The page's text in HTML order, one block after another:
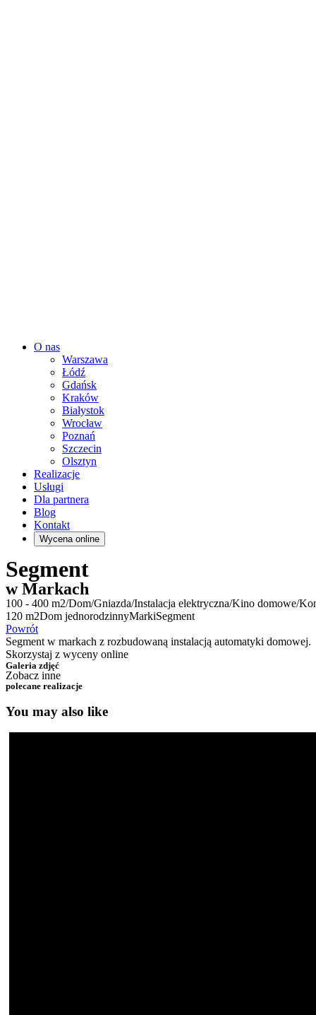
O nas
Warszawa
Łódź
Gdańsk
Kraków
Białystok
Wrocław
Poznań
Szczecin
Olsztyn
Realizacje
Usługi
Dla partnera
Blog
Kontakt
Wycena online
Segment
w Markach
100 - 400 m2/Dom/Gniazda/Instalacja elektryczna/Kino domowe/
120 m2Dom jednorodzinnyMarkiSegment
Powrót
Segment w markach z rozbudowaną instalacją automatyki domowej.
Skorzystaj z wyceny online
Galeria zdjęć
Zobacz inne
polecane realizacje
You may also like